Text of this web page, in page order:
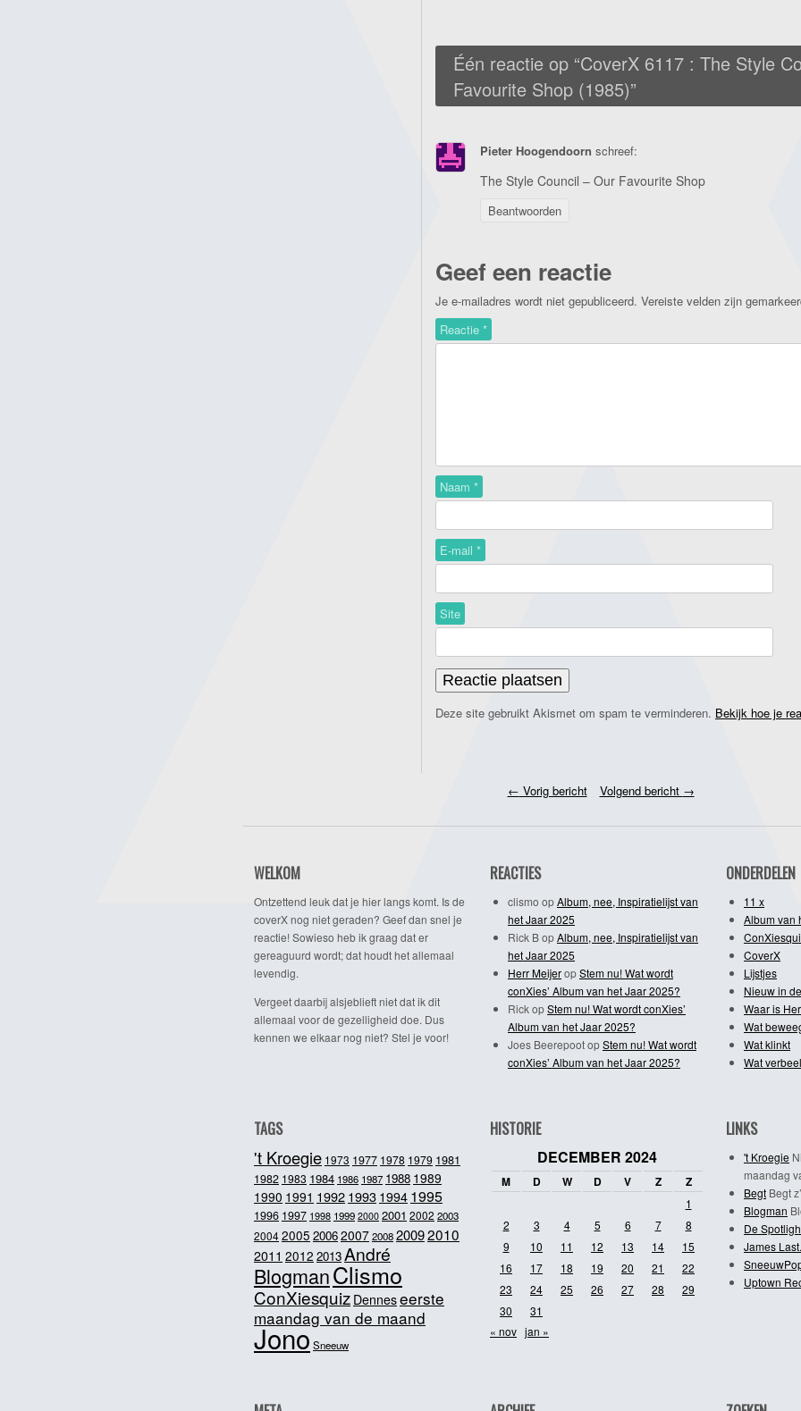
Één reactie op “CoverX 6117 : The Style
Favourite Shop (1985)”
Pieter Hoogendoorn schreef:
The Style Council – Our Favourite Shop
Beantwoorden
Geef een reactie
Je e-mailadres wordt niet gepubliceerd. Vereiste velden zijn
Reactie *
Naam *
E-mail *
Site
Deze site gebruikt Akismet om spam te verminderen. Bekijk hoe je
← Vorig bericht Volgend bericht →
WELKOM
Ontzettend leuk dat je hier langs komt. Is de
coverX nog niet geraden? Geef dan snel je
reactie! Sowieso heb ik graag dat er
gereaguurd wordt; dat houdt het allemaal
levendig.
Vergeet daarbij alsjeblieft niet dat ik dit
allemaal voor de gezelligheid doe. Dus
kennen we elkaar nog niet? Stel je voor!
REACTIES
clismo opAlbum, nee, Inspiratielijst van
het Jaar 2025
Rick BopAlbum, nee, Inspiratielijst van
het Jaar 2025
Herr MeijeropStem nu! Wat wordt
conXies’ Album van het Jaar 2025?
RickopStem nu! Wat wordt conXies’
Album van het Jaar 2025?
Joes BeerepootopStem nu! Wat wordt
conXies’ Album van het Jaar 2025?
ONDERDELEN
11 x
Album van
CoverX
Lijstjes
Nieuw in
Waar is
Wat
Wat klinkt
Wat
TAGS
't Kroegie 1973 1977 1978 1979 1981
1982 1983 1984 1986 1987 1988 1989
1990 1991 19921993 1994 1995
1996 1997 1998 1999 2000 2001 2002 2003
20042005 20062007200820092010
2011 2012 2013André
BlogmanClismo
ConXiesquiz Denneseerste
maandag van de maand
JonoSneeuw
HISTORIE
DECEMBER 2024
M D W D V Z Z
1
2
3 4 5 6 7
8
9
10 11 12 13 14
15
16
17 18 19 20 21
22
23
24 25 26 27 28
29
30
31
« nov jan »
LINKS
't Kroegie
maandag
Begt Begt
Blogman
De
James
Uptown